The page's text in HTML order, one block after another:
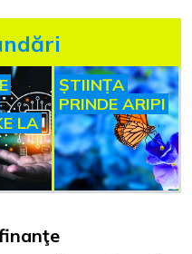
LA
ȘTIINȚA
PRINDE ARIPI